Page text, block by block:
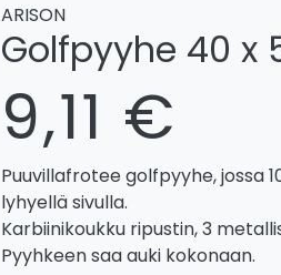
ARISON
Golfpyyhe 40 x
9,11 €
Puuvillafrotee golfpyyhe, jossa
lyhyellä sivulla.
Karbiinikoukku ripustin, 3
Pyyhkeen saa auki kokonaan.